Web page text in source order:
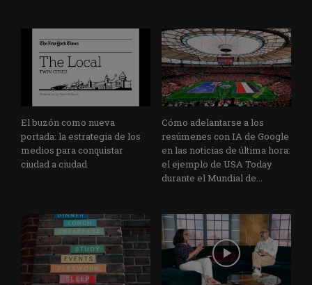
El buzón como nueva
portada: la estrategia de los
medios para conquistar
ciudad a ciudad
Cómo adelantarse a los
resúmenes con IA de Google
en las noticias de última hora:
el ejemplo de USA Today
durante el Mundial de...